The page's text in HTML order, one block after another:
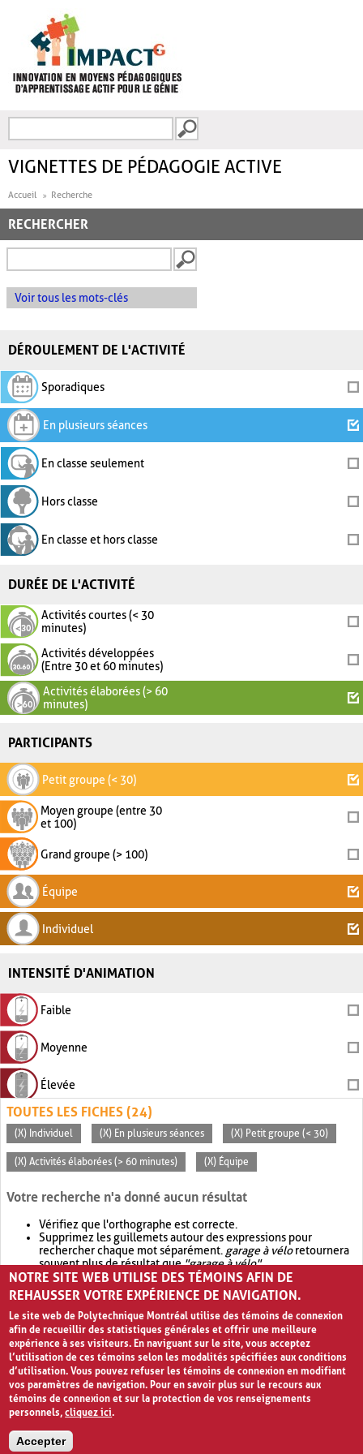
FORMULAIRE DE
VIGNETTES DE PÉDAGOGIE ACTIVE
Accueil Recherche
RECHERCHER
Voir tous les mots-clés
DÉROULEMENT DE L'ACTIVITÉ
Sporadiques
En plusieurs séances
En classe seulement
Hors classe
En classe et hors classe
DURÉE DE L'ACTIVITÉ
Activités courtes (< 30
minutes)
Activités développées
(Entre 30 et 60 minutes)
Activités élaborées (> 60
minutes)
PARTICIPANTS
Petit groupe (< 30)
Moyen groupe (entre 30
et 100)
Grand groupe (> 100)
Équipe
Individuel
INTENSITÉ D'ANIMATION
Faible
Moyenne
Élevée
TOUTES LES FICHES (24)
(X) Individuel (X) En plusieurs séances (X) Petit groupe (< 30)
(X) Activités élaborées (> 60 minutes) (X) Équipe
Votre recherche n'a donné aucun résultat
Vérifiez que l'orthographe est correcte.
Supprimez les guillemets autour des expressions pour
rechercher chaque mot séparément. garage à véloretournera
souvent plus de résultat que"garage à vélo".
Envisagez d'élargir votre recherche avec OR.garage OR vélo
retournera souvent plus de résultat quegarage à vélo
NOTRE SITE WEB UTILISE DES TÉMOINS AFIN DE
REHAUSSER VOTRE EXPÉRIENCE DE NAVIGATION.
Le site web de Polytechnique Montréal utilise des témoins de connexion
afin de recueillir des statistiques générales et offrir une meilleure
expérience à ses visiteurs. En naviguant sur le site, vous acceptez
l’utilisation de ces témoins selon les modalités spécifiées aux conditions
d’utilisation. Vous pouvez refuser les témoins de connexion en modifiant
vos paramètres de navigation. Pour en savoir plus sur le recours aux
témoins de connexion et sur la protection de vos renseignements
personnels,cliquez ici.
Accepter